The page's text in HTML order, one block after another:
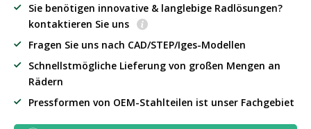
Sie benötigen innovative & langlebige Radlösungen?
kontaktieren Sie uns
Fragen Sie uns nach CAD/STEP/Iges-Modellen
Schnellstmögliche Lieferung von großen Mengen an
Rädern
Pressformen von OEM-Stahlteilen ist unser Fachgebiet